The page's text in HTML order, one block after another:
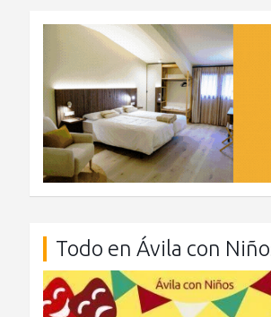
Todo en Ávila con